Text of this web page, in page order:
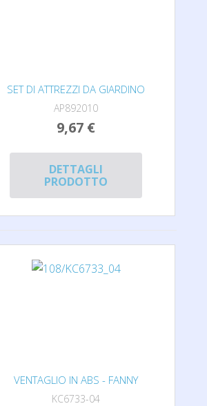
SET DI ATTREZZI DA GIARDINO
AP892010
9,67 €
DETTAGLI
PRODOTTO
VENTAGLIO IN ABS - FANNY
KC6733-04